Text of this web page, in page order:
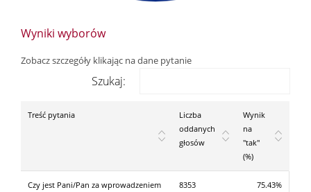
Wyniki wyborów
Zobacz szczegóły klikając na dane pytanie
Szukaj:
Treść pytania
Liczba
oddanych
głosów
Wynik
na
"tak"
(%)
Czy jest Pani/Pan za wprowadzeniem
8353 75.43%